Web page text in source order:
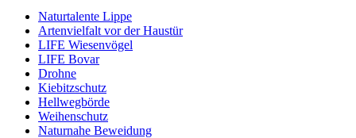
Naturtalente Lippe
Artenvielfalt vor der Haustür
LIFE Wiesenvögel
LIFE Bovar
Drohne
Kiebitzschutz
Hellwegbörde
Weihenschutz
Naturnahe Beweidung